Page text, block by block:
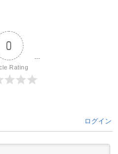
0
Rating
ログイン